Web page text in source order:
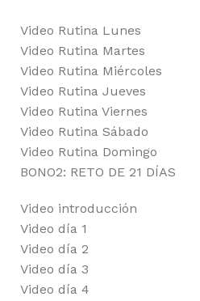
Video Rutina Lunes
Video Rutina Martes
Video Rutina Miércoles
Video Rutina Jueves
Video Rutina Viernes
Video Rutina Sábado
Video Rutina Domingo
BONO2: RETO DE 21 DÍAS
Video introducción
Video día 1
Video día 2
Video día 3
Video día 4